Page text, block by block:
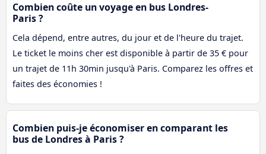
Combien coûte un voyage en bus Londres-
Paris ?
Cela dépend, entre autres, du jour et de l'heure du trajet.
Le ticket le moins cher est disponible à partir de 35 € pour
un trajet de 11h 30min jusqu'à Paris. Comparez les offres et
faites des économies !
Combien puis-je économiser en comparant les
bus de Londres à Paris ?